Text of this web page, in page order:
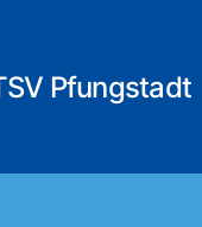
Pfungstadt